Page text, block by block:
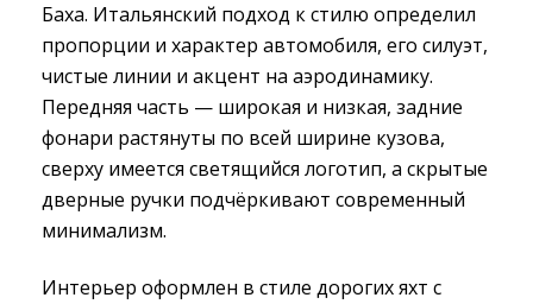
Баха. Итальянский подход к стилю определил
пропорции и характер автомобиля, его силуэт,
чистые линии и акцент на аэродинамику.
Передняя часть — широкая и низкая, задние
фонари растянуты по всей ширине кузова,
сверху имеется светящийся логотип, а скрытые
дверные ручки подчёркивают современный
минимализм.
Интерьер оформлен в стиле дорогих яхт с